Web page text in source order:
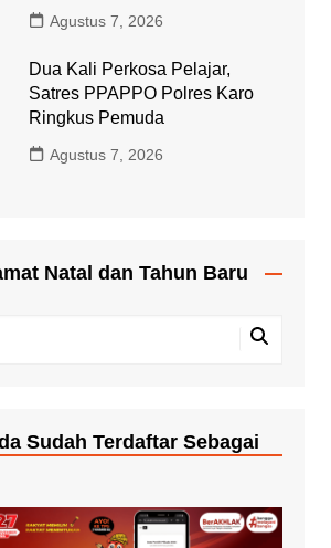
Agustus 7, 2026
Dua Kali Perkosa Pelajar,
Satres PPAPPO Polres Karo
Ringkus Pemuda
Agustus 7, 2026
Natal dan Tahun Baru
Sudah Terdaftar Sebagai